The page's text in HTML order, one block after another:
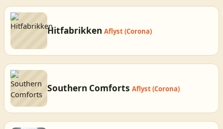
Hitfabrikken Aflyst (Corona)
Southern Comforts Aflyst (Corona)